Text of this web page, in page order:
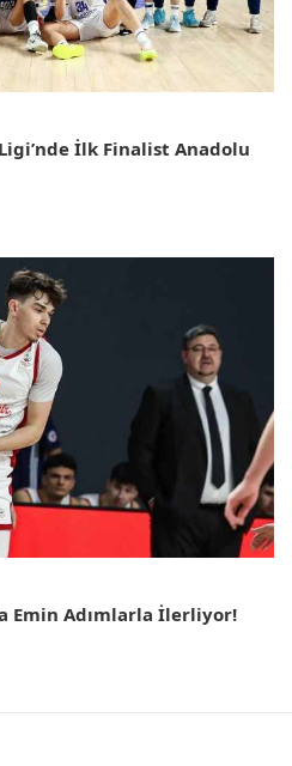
İlk Finalist Anadolu
Emin Adımlarla İlerliyor!